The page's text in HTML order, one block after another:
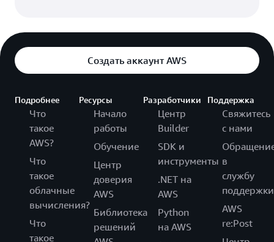
Создать аккаунт AWS
Подробнее
Что
такое
AWS?
Что
такое
облачные
вычисления?
Что
такое
Ресурсы
Начало
работы
Обучение
Центр
доверия
AWS
Библиотека
решений
Разработчики
Центр
Builder
SDK и
инструменты
.NET на
AWS
Python
на AWS
Поддержка
Свяжитесь
с нами
в
службу
поддержки
AWS
re:Post